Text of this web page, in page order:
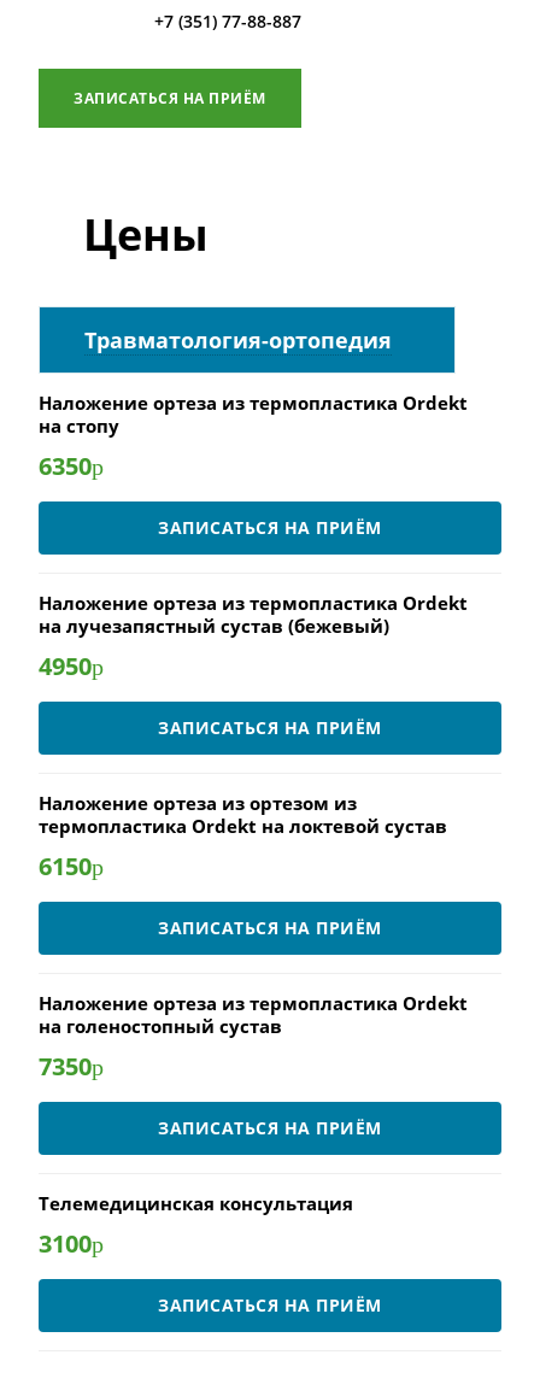
+7 (351) 77-88-887
ЗАПИСАТЬСЯ НА ПРИЁМ
Цены
Травматология-ортопедия
Наложение ортеза из термопластика Ordekt
на стопу
6350р
ЗАПИСАТЬСЯ НА ПРИЁМ
Наложение ортеза из термопластика Ordekt
на лучезапястный сустав (бежевый)
4950р
ЗАПИСАТЬСЯ НА ПРИЁМ
Наложение ортеза из ортезом из
термопластика Ordekt на локтевой сустав
6150р
ЗАПИСАТЬСЯ НА ПРИЁМ
Наложение ортеза из термопластика Ordekt
на голеностопный сустав
7350р
ЗАПИСАТЬСЯ НА ПРИЁМ
Телемедицинская консультация
3100р
ЗАПИСАТЬСЯ НА ПРИЁМ